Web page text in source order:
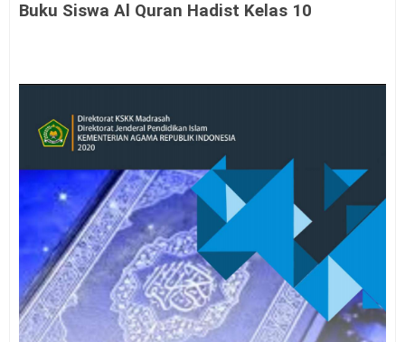
Buku Siswa Al Quran Hadist Kelas 10